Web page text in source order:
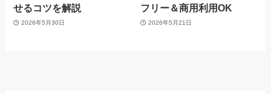
せるコツを解説
2026年5月30日
フリー＆商用利用OK
2026年5月21日